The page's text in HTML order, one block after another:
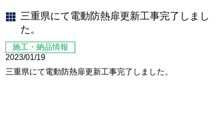
三重県にて電動防熱扉更新工事完了しまし
た。
施工・納品情報
2023/01/19
三重県にて電動防熱扉更新工事完了しました。